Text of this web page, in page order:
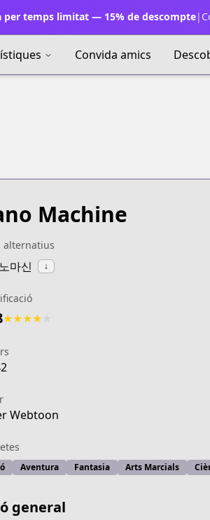
per temps limitat — 15% de descompte|
Convida amics
Machine
alternatius
마신 ↓
★★★★
Webtoon
Aventura Fantasia Arts Marcials
general